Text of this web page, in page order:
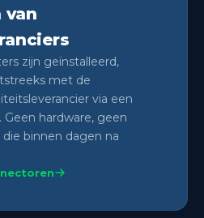
van
zijn geïnstalleerd,
met de
via een
hardware, geen
binnen dagen na